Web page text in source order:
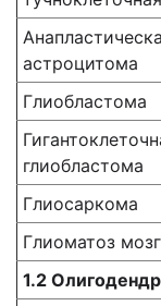
астроцитома
Глиобластома
глиобластома
Глиосаркома
Глиоматоз
1.2